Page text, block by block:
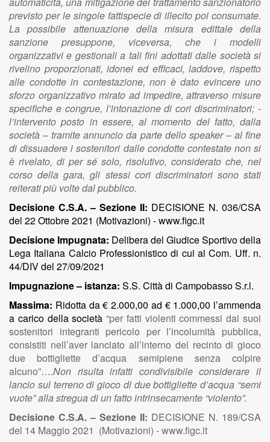
previsto per le singole fattispecie di illecito poi consumate.
La possibile attenuazione della misura edittale della
sanzione presuppone, viceversa, che i modelli
organizzativi e gestionali a tali fini adottati dalle società si
rivelino proporzionati, idonei ed efficaci, laddove, rispetto
alle condotte in contestazione, non è dato evincere uno
sforzo organizzativo mirato ad impedire, attraverso misure
specifiche e congrue, l’intonazione di cori discriminatori; -
l’intervento posto in essere, al momento del fatto, dalla
società – tramite annuncio da parte dello speaker – al fine
di dissuadere i sostenitori dalle condotte contestate non si
è rivelato, di per sé solo, risolutivo, considerato che, nel
corso della gara, gli stessi cori discriminatori sono stati
reiterati più volte dal pubblico.
Decisione C.S.A. – Sezione II: DECISIONE N. 036/CSA
del 22 Ottobre 2021 (Motivazioni) - www.figc.it
Decisione Impugnata: Delibera del Giudice Sportivo della
Lega Italiana Calcio Professionistico di cui al Com. Uff. n.
44/DIV del 27/09/2021
Impugnazione – istanza: S.S. Città di Campobasso S.r.l.
Massima: Ridotta da € 2.000,00 ad € 1.000,00 l’ammenda
a carico della società“per fatti violenti commessi dai suoi
sostenitori integranti pericolo per l’incolumità pubblica,
consistiti nell’aver lanciato all’interno del recinto di gioco
due bottigliette d’acqua semipiene senza colpire
alcuno”….Non risulta infatti condivisibile considerare il
lancio sul terreno di gioco di due bottigliette d’acqua “semi
vuote” alla stregua di un fatto intrinsecamente “violento”.
Decisione C.S.A. – Sezione II: DECISIONE N. 189/CSA
del 14 Maggio 2021 (Motivazioni) - www.figc.it